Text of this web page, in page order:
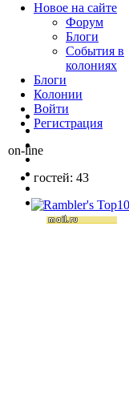
Новое на сайте
Форум
Блоги
События в
колониях
Блоги
Колонии
Войти
Peгиcтpaция
on-line
гостей: 43